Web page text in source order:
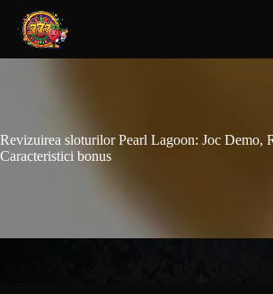
Revizuirea sloturilor Pearl Lagoon: Joc Demo,
Caracteristici bonus